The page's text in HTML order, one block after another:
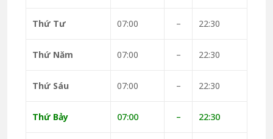
Thứ Tư 07:00 – 22:30
Thứ Năm 07:00 – 22:30
Thứ Sáu 07:00 – 22:30
Thứ Bảy 07:00 – 22:30